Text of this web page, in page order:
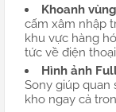
Khoanh
cấm xâm nhập
khu vực hàng
tức về điện
Hình ảnh
Sony giúp quan
kho ngay cả